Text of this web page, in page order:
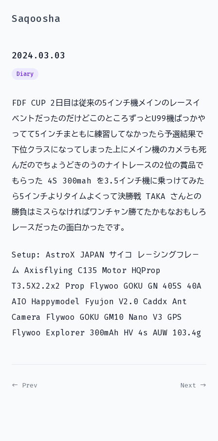
Saqoosha
2024.03.03
Diary
FDF CUP 2日目は従来の5インチ機メインのレースイ
ベントだったのだけどこのところずっとU99機ばっかや
ってて5インチまともに練習してなかったら予選結果で
下位クラスになってしまった上にメイン機のカメラも死
んだのでちょうどきのうのナイトレースの2位の賞品で
もらった 4S 300mah を3.5インチ機に乗っけてみた
ら5インチよりタイムよくって決勝戦 TAKA さんとの
勝負はミスらなければワンチャン勝てたかもなおもしろ
レースだったの面白かったです。
Setup: AstroX JAPAN サイコ レ－シングフレ－
ム Axisflying C135 Motor HQProp
T3.5X2.2x2 Prop Flywoo GOKU GN 405S 40A
AIO Happymodel Fyujon V2.0 Caddx Ant
Camera Flywoo GOKU GM10 Nano V3 GPS
Flywoo Explorer 300mAh HV 4s AUW 103.4g
← Prev Next →